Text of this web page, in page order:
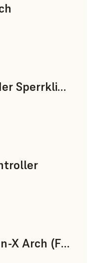
Nylon 12 Tough Powder Sperrklinke
Premium Teeth All-On-X Arch (Form 4)